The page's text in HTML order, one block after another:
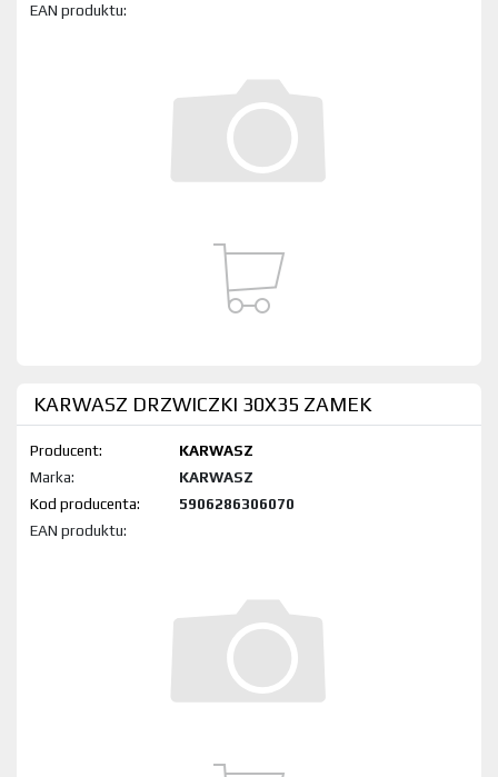
EAN produktu:
KARWASZ DRZWICZKI 30X35 ZAMEK
Producent:
KARWASZ
Marka:
KARWASZ
Kod produktu:
5906286306070
EAN produktu: